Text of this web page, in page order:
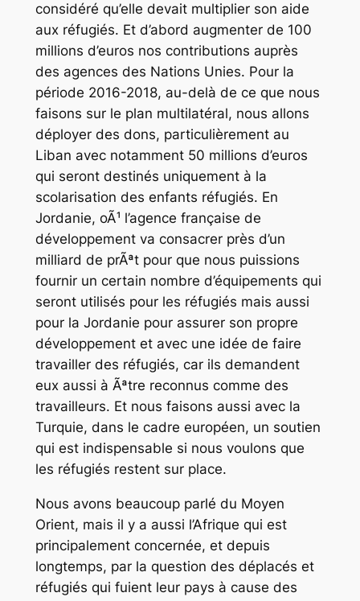
considéré qu’elle devait multiplier son aide
aux réfugiés. Et d’abord augmenter de 100
millions d’euros nos contributions auprès
des agences des Nations Unies. Pour la
période 2016-2018, au-delà de ce que nous
faisons sur le plan multilatéral, nous allons
déployer des dons, particulièrement au
Liban avec notamment 50 millions d’euros
qui seront destinés uniquement à la
scolarisation des enfants réfugiés. En
Jordanie, oÃ¹ l’agence française de
développement va consacrer près d’un
milliard de prÃªt pour que nous puissions
fournir un certain nombre d’équipements qui
seront utilisés pour les réfugiés mais aussi
pour la Jordanie pour assurer son propre
développement et avec une idée de faire
travailler des réfugiés, car ils demandent
eux aussi à Ãªtre reconnus comme des
travailleurs. Et nous faisons aussi avec la
Turquie, dans le cadre européen, un soutien
qui est indispensable si nous voulons que
les réfugiés restent sur place.
Nous avons beaucoup parlé du Moyen
Orient, mais il y a aussi l’Afrique qui est
principalement concernée, et depuis
longtemps, par la question des déplacés et
réfugiés qui fuient leur pays à cause des